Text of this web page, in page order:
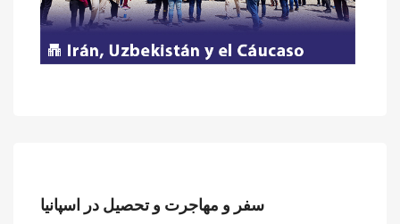
سفر و مهاجرت و تحصیل در اسپانیا